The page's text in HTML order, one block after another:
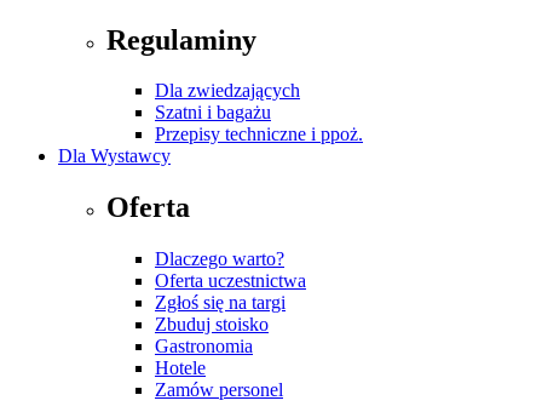
Regulaminy
Dla zwiedzających
Szatni i bagażu
Przepisy techniczne i ppoż.
Dla Wystawcy
Oferta
Dlaczego warto?
Oferta uczestnictwa
Zgłoś się na targi
Zbuduj stoisko
Gastronomia
Hotele
Zamów personel